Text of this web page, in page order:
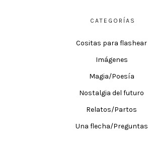
CATEGORÍAS
Cositas para flashear
Imágenes
Magia/Poesía
Nostalgia del futuro
Relatos/Partos
Una flecha/Preguntas